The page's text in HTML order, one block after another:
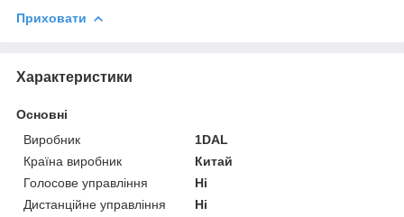
Приховати
Характеристики
Основні
Виробник
1DAL
Країна виробник
Китай
Голосове управління
Ні
Дистанційне управління
Ні